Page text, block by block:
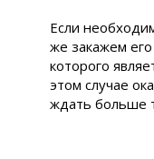
Если
же закажем
которого
этом случае
ждать больше